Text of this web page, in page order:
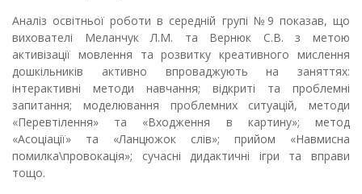
Аналіз освітньої роботи в середній групі №9 показав, що
вихователі Меланчук Л.М. та Вернюк С.В. з метою
активізації мовлення та розвитку креативного мислення
дошкільників активно впроваджують на заняттях:
інтерактивні методи навчання; відкриті та проблемні
запитання; моделювання проблемних ситуацій, методи
«Перевтілення» та «Входження в картину»; метод
«Асоціації» та «Ланцюжок слів»; прийом «Навмисна
помилка\провокація»; сучасні дидактичні ігри та вправи
тощо.